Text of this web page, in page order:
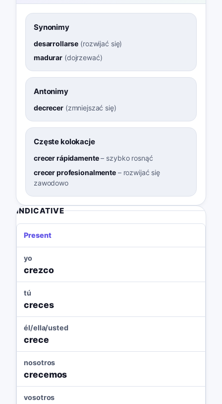
Synonimy
desarrollarse (rozwijać się)
madurar (dojrzewać)
Antonimy
decrecer(zmniejszać się)
Częste kolokacje
crecer rápidamente– szybko rosnąć
crecer profesionalmente– rozwijać się
zawodowo
INDICATIVE
Present
yo
crezco
tú
creces
él/ella/usted
crece
nosotros
crecemos
vosotros